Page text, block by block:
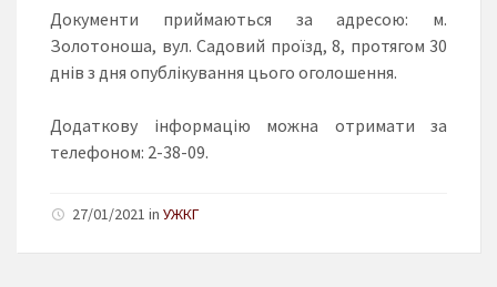
Документи приймаються за адресою: м.
Золотоноша, вул. Садовий проїзд, 8, протягом 30
днів з дня опублікування цього оголошення.
Додаткову інформацію можна отримати за
телефоном: 2-38-09.
27/01/2021 in УЖКГ